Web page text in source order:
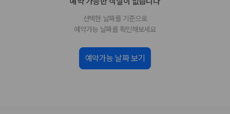
제주공항 인수 조건 비교: 셔틀 이동, 인수 위치, 반납 편의성을 함께
비교 후 원하는 차량을 바로 예약할 수 있습니다.
제주렌트카 실시간 가격비교 바로가기
선택한 날짜를 기준으로
예약가능 날짜를 확인해보세요
예약가능 날짜 보기